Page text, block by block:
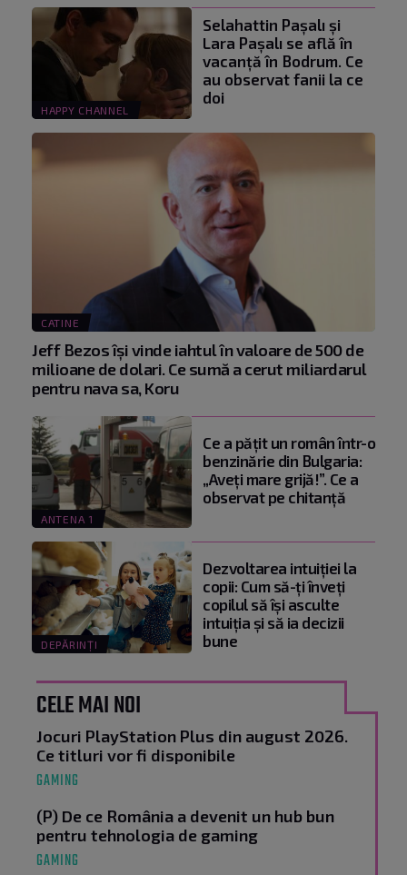
HAPPY CHANNEL
Selahattin Paşalı și
Lara Paşalı se află în
vacanță în Bodrum. Ce
au observat fanii la ce
doi
CATINE
Jeff Bezos își vinde iahtul în valoare de 500 de
milioane de dolari. Ce sumă a cerut miliardarul
pentru nava sa, Koru
ANTENA 1
Ce a pățit un român într-o
benzinărie din Bulgaria:
„Aveți mare grijă!”. Ce a
observat pe chitanță
DEPĂRINȚI
Dezvoltarea intuiției la
copii: Cum să-ți înveți
copilul să își asculte
intuiția și să ia decizii
bune
CELE MAI NOI
Jocuri PlayStation Plus din august 2026.
Ce titluri vor fi disponibile
GAMING
(P) De ce România a devenit un hub bun
pentru tehnologia de gaming
GAMING